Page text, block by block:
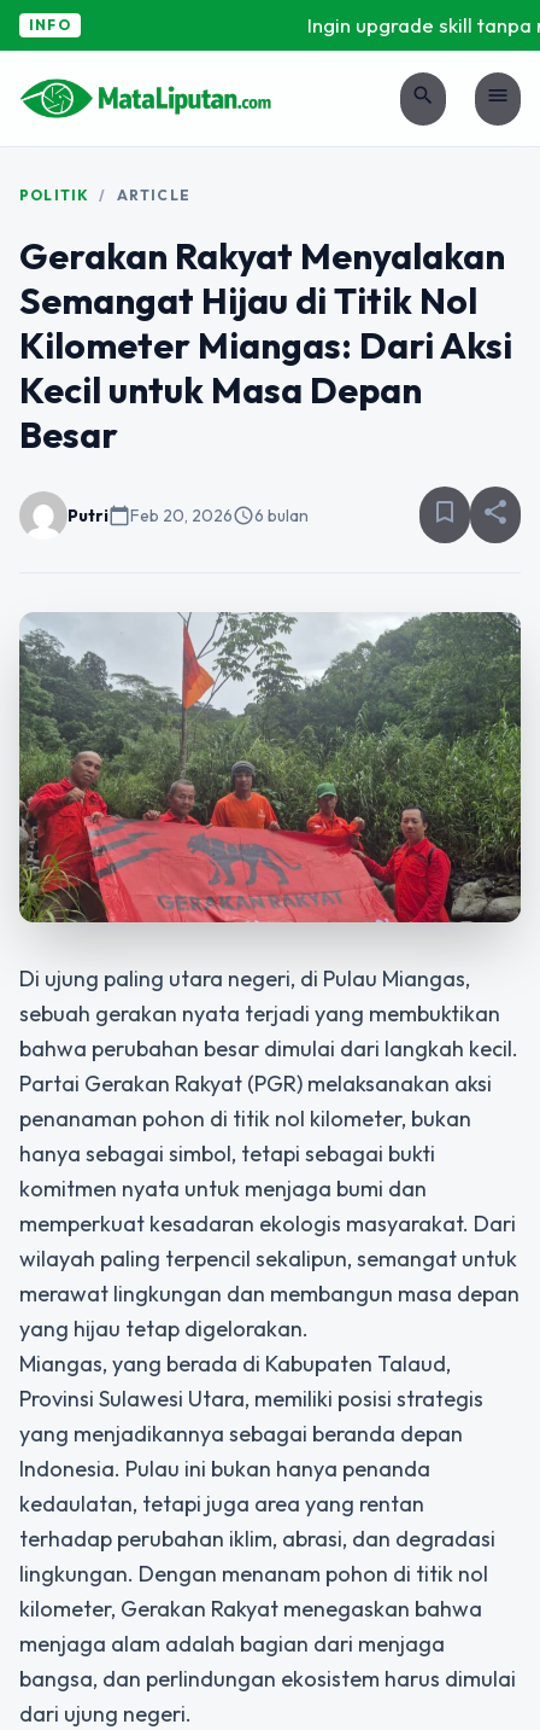
INFO Ingin upgrade skill tanpa
search menu
POLITIK / ARTICLE
Gerakan Rakyat Menyalakan
Semangat Hijau di Titik Nol
Kilometer Miangas: Dari Aksi
Kecil untuk Masa Depan
Besar
Putricalendar_todayFeb 20, 2026schedule6 bulan bookmark_border share
Di ujung paling utara negeri, di Pulau Miangas,
sebuah gerakan nyata terjadi yang membuktikan
bahwa perubahan besar dimulai dari langkah kecil.
Partai Gerakan Rakyat (PGR) melaksanakan aksi
penanaman pohon di titik nol kilometer, bukan
hanya sebagai simbol, tetapi sebagai bukti
komitmen nyata untuk menjaga bumi dan
memperkuat kesadaran ekologis masyarakat. Dari
wilayah paling terpencil sekalipun, semangat untuk
merawat lingkungan dan membangun masa depan
yang hijau tetap digelorakan.
Miangas, yang berada di Kabupaten Talaud,
Provinsi Sulawesi Utara, memiliki posisi strategis
yang menjadikannya sebagai beranda depan
Indonesia. Pulau ini bukan hanya penanda
kedaulatan, tetapi juga area yang rentan
terhadap perubahan iklim, abrasi, dan degradasi
lingkungan. Dengan menanam pohon di titik nol
kilometer, Gerakan Rakyat menegaskan bahwa
menjaga alam adalah bagian dari menjaga
bangsa, dan perlindungan ekosistem harus dimulai
dari ujung negeri.